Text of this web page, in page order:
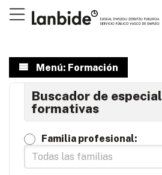
Menú: Formación
Buscador de
formativas
Familia profesional: